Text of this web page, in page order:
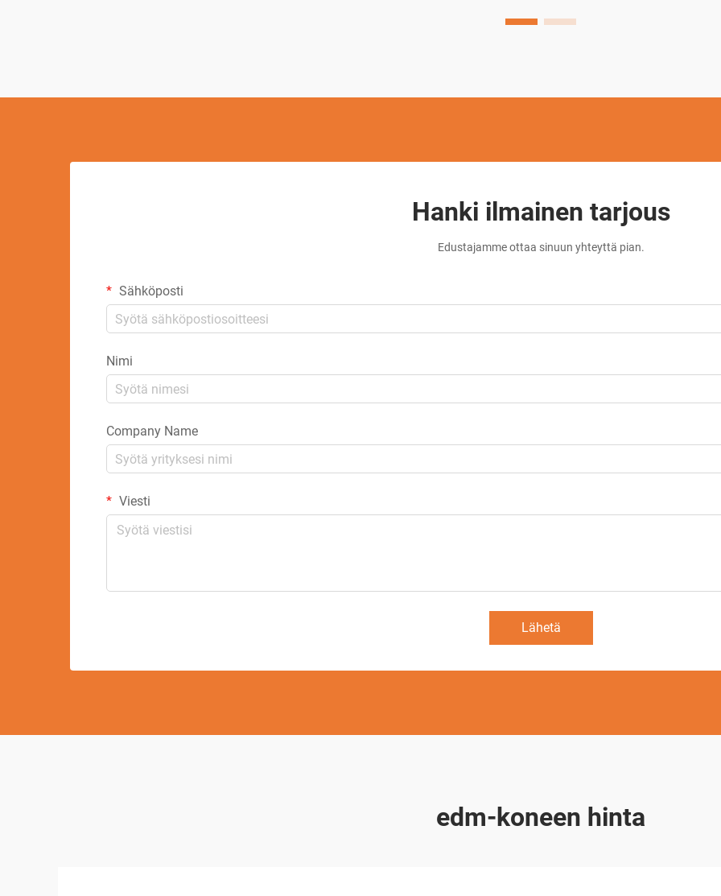
suunnitelmien leikkaamiseen. Nämä
Hanki ilmainen tarjous
Edustajamme ottaa sinuun yhteyttä pian.
Sähköposti
Nimi
Company Name
Viesti
Lähetä
edm-koneen hinta